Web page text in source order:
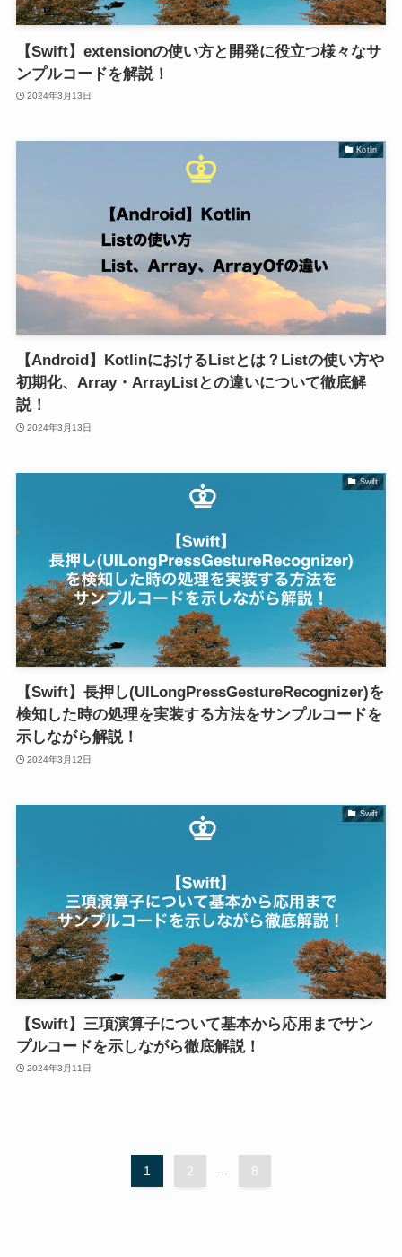
【Swift】extensionの使い方と開発に役立つ様々なサ
ンプルコードを解説！
2024年3月13日
Kotlin
【Android】KotlinにおけるListとは？Listの使い方や
初期化、Array・ArrayListとの違いについて徹底解
説！
2024年3月13日
Swift
【Swift】長押し(UILongPressGestureRecognizer)を
検知した時の処理を実装する方法をサンプルコードを
示しながら解説！
2024年3月12日
Swift
【Swift】三項演算子について基本から応用までサン
プルコードを示しながら徹底解説！
2024年3月11日
1 2 8